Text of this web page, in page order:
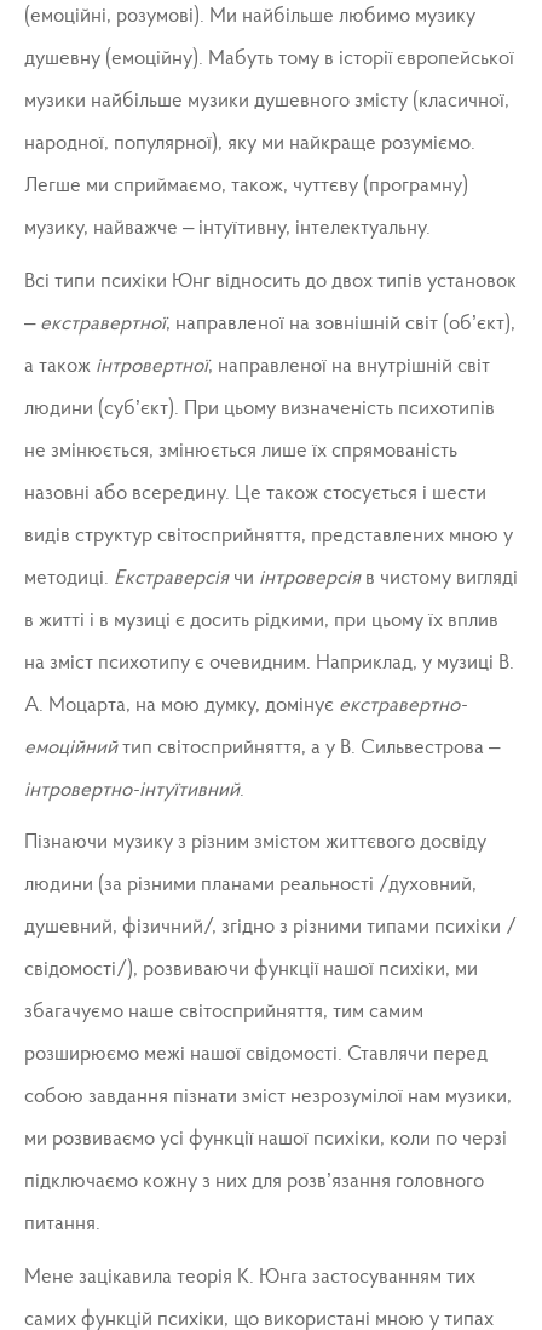
(емоційні, розумові). Ми найбільше любимо музику
душевну (емоційну). Мабуть тому в історії європейської
музики найбільше музики душевного змісту (класичної,
народної, популярної), яку ми найкраще розуміємо.
Легше ми сприймаємо, також, чуттєву (програмну)
музику, найважче – інтуїтивну, інтелектуальну.
Всі типи психіки Юнг відносить до двох типів установок
– екстравертної, направленої на зовнішній світ (об’єкт),
а також інтровертної, направленої на внутрішній світ
людини (суб’єкт). При цьому визначеність психотипів
не змінюється, змінюється лише їх спрямованість
назовні або всередину. Це також стосується і шести
видів структур світосприйняття, представлених мною у
методиці. Екстраверсіячи інтроверсіяв чистому вигляді
в житті і в музиці є досить рідкими, при цьому їх вплив
на зміст психотипу є очевидним. Наприклад, у музиці В.
А. Моцарта, на мою думку, домінує екстравертно-
емоційнийтип світосприйняття, а у В. Сильвестрова –
інтровертно-інтуїтивний.
Пізнаючи музику з різним змістом життєвого досвіду
людини (за різними планами реальності /духовний,
душевний, фізичний/, згідно з різними типами психіки /
свідомості/), розвиваючи функції нашої психіки, ми
збагачуємо наше світосприйняття, тим самим
розширюємо межі нашої свідомості. Ставлячи перед
собою завдання пізнати зміст незрозумілої нам музики,
ми розвиваємо усі функції нашої психіки, коли по черзі
підключаємо кожну з них для розв’язання головного
питання.
Мене зацікавила теорія К. Юнга застосуванням тих
самих функцій психіки, що використані мною у типах